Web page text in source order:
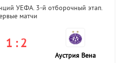
УЕФА. 3-й отборочный этап.
матчи
1 : 2
Аустрия Вена